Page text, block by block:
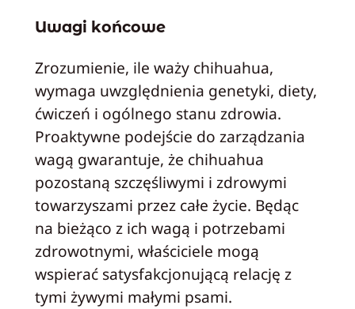
Uwagi końcowe
Zrozumienie, ile waży chihuahua,
wymaga uwzględnienia genetyki, diety,
ćwiczeń i ogólnego stanu zdrowia.
Proaktywne podejście do zarządzania
wagą gwarantuje, że chihuahua
pozostaną szczęśliwymi i zdrowymi
towarzyszami przez całe życie. Będąc
na bieżąco z ich wagą i potrzebami
zdrowotnymi, właściciele mogą
wspierać satysfakcjonującą relację z
tymi żywymi małymi psami.